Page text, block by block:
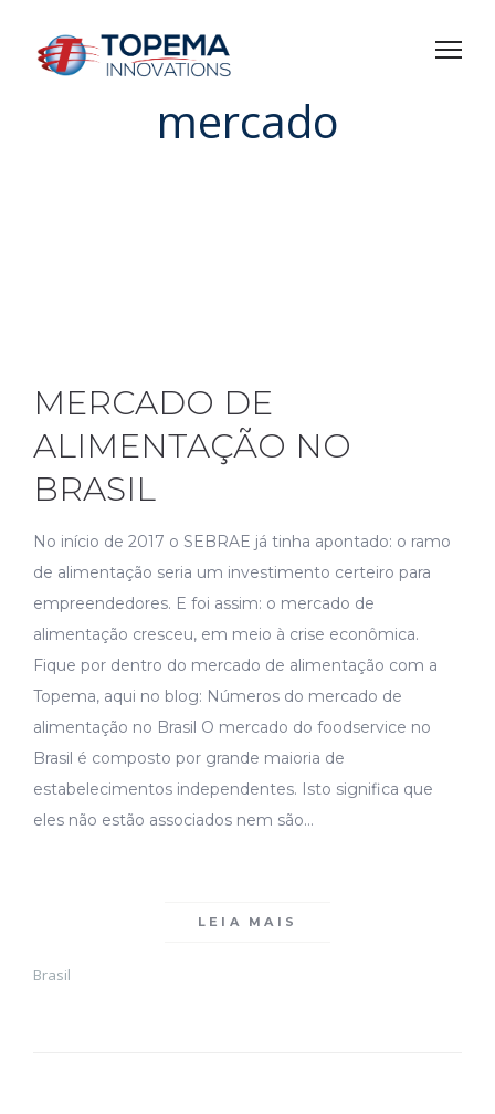
mercado
MERCADO DE
ALIMENTAÇÃO NO
BRASIL
No início de 2017 o SEBRAE já tinha apontado: o ramo
de alimentação seria um investimento certeiro para
empreendedores. E foi assim: o mercado de
alimentação cresceu, em meio à crise econômica.
Fique por dentro do mercado de alimentação com a
Topema, aqui no blog: Números do mercado de
alimentação no Brasil O mercado do foodservice no
Brasil é composto por grande maioria de
estabelecimentos independentes. Isto significa que
eles não estão associados nem são…
LEIA MAIS
Brasil